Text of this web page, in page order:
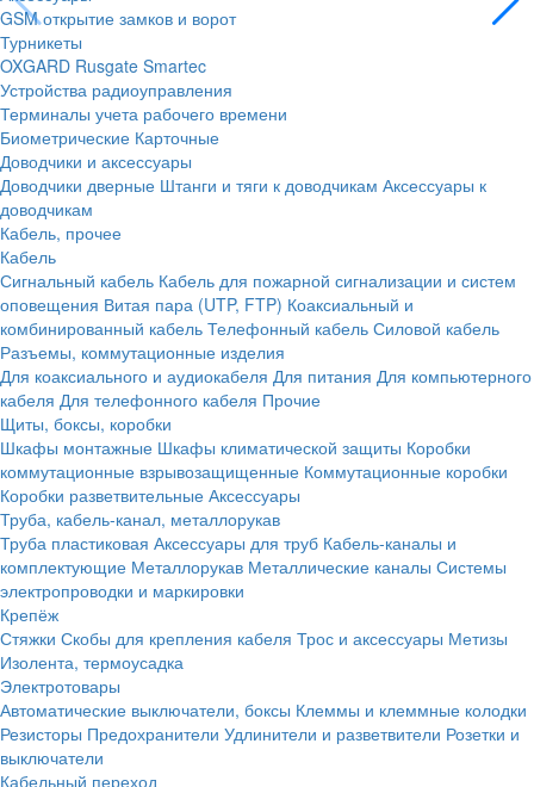
GSM открытие замков и ворот
Турникеты
OXGARD Rusgate Smartec
Устройства радиоуправления
Терминалы учета рабочего времени
Биометрические Карточные
Доводчики и аксессуары
Доводчики дверные Штанги и тяги к доводчикам Аксессуары к
доводчикам
Кабель, прочее
Кабель
Сигнальный кабель Кабель для пожарной сигнализации и систем
оповещения Витая пара (UTP, FTP) Коаксиальный и
комбинированный кабель Телефонный кабель Силовой кабель
Разъемы, коммутационные изделия
Для коаксиального и аудиокабеля Для питания Для компьютерного
кабеля Для телефонного кабеля Прочие
Щиты, боксы, коробки
Шкафы монтажные Шкафы климатической защиты Коробки
коммутационные взрывозащищенные Коммутационные коробки
Коробки разветвительные Аксессуары
Труба, кабель-канал, металлорукав
Труба пластиковая Аксессуары для труб Кабель-каналы и
комплектующие Металлорукав Металлические каналы Системы
электропроводки и маркировки
Крепёж
Стяжки Скобы для крепления кабеля Трос и аксессуары Метизы
Изолента, термоусадка
Электротовары
Автоматические выключатели, боксы Клеммы и клеммные колодки
Резисторы Предохранители Удлинители и разветвители Розетки и
выключатели
Кабельный переход